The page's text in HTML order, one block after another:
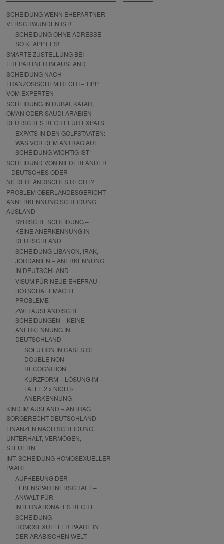
SCHEIDUNG WENN EHEPARTNER
VERSCHWUNDEN IST!
SCHEIDUNG OHNE ADRESSE –
SO KLAPPT ES!
SMARTE ZUSTELLUNG BEI
EHEPARTNER IM AUSLAND
SCHEIDUNG NACH
FRANZÖSISCHEM RECHT– TIPP
VOM EXPERTEN
SCHEIDUNG IN DUBAI, KATAR,
OMAN ODER SAUDI-ARABIEN –
DEUTSCHES RECHT FÜR EXPATS
EXPATS IN DEN GOLFSTAATEN:
WAS VOR DEM ANTRAG AUF
SCHEIDUNG WICHTIG IST!
SCHEIDUND VON NIEDERLÄNDER
– DEUTSCHES ODER
NIEDERLÄNDISCHES RECHT?
PROBLEM OBERLANDESGERICHT
ANNERKENNUNG SCHEIDUNG
AUSLAND
SYRISCHE SCHEIDUNG –
KEINE ANERKENNUNG IN
DEUTSCHLAND
SCHEIDUNG LIBANON, IRAK,
JORDANIEN – ANERKENNUNG
IN DEUTSCHLAND
VISUM FÜR NEUE EHEFRAU –
BOTSCHAFT MACHT
PROBLEME
ZWEI AUSLÄNDISCHE
SCHEIDUNGEN – KEINE
ANERKENNUNG IN
DEUTSCHLAND
SOLUTION IN CASES OF
DOUBLE NON-
RECOGNITION
KURZFORM – LÖSUNG IM
FALLE 2 x NICHT-
ANERKENNUNG
KIND IM AUSLAND – ANTRAG
SORGERECHT DEUTSCHLAND
FINANZEN NACH SCHEIDUNG:
UNTERHALT, VERMÖGEN,
STEUERN
INT. SCHEIDUNG HOMOSEXUELLER
PAARE
AUFHEBUNG DER
LEBENSPARTNERSCHAFT –
ANWALT FÜR
INTERNATIONALES RECHT
SCHEIDUNG
HOMOSEXUELLER PAARE IN
DER ARABISCHEN WELT